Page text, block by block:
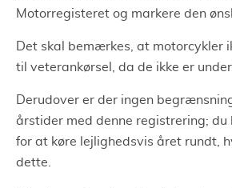
Motorregisteret og markere den
Det skal bemærkes, at motorcykler
til veterankørsel, da de ikke er
Derudover er der ingen
årstider med denne registrering; du
for at køre lejlighedsvis året rundt,
dette.